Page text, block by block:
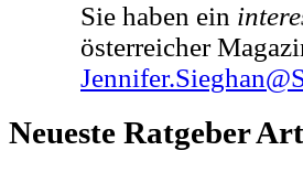
Sie haben ein
österreicher
Neueste Ratgeber